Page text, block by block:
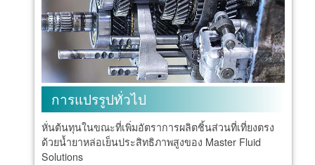
การแปรรูปทั่วไป
หั่นต้นทุนในขณะที่เพิ่มอัตราการผลิตชิ้นส่วนที่เที่ยงตรง
ด้วยน้ำยาหล่อเย็นประสิทธิภาพสูงของ Master Fluid
Solutions